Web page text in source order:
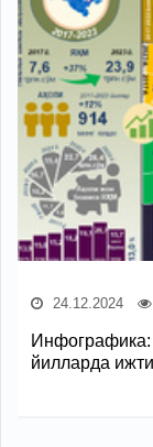
24.12.2024
Инфографика:
йилларда